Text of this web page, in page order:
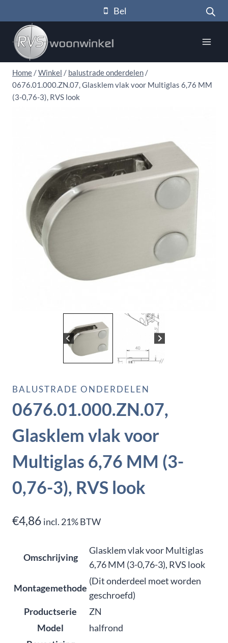
naar
inhoud
Bel
Home /Winkel / balustrade onderdelen /
0676.01.000.ZN.07, Glasklem vlak voor Multiglas 6,76 MM
(3-0,76-3), RVS look
BALUSTRADE ONDERDELEN
0676.01.000.ZN.07,
Glasklem vlak voor
Multiglas 6,76 MM (3-
0,76-3), RVS look
€4,86 incl. 21% BTW
Omschrijving
Glasklem vlak voor Multiglas
6,76 MM (3-0,76-3), RVS look
Montagemethode
(Dit onderdeel moet worden
geschroefd)
Productserie
ZN
Model
halfrond